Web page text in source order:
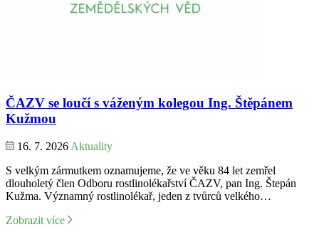
ČAZV se loučí s váženým kolegou Ing. Štěpánem
Kužmou
16. 7. 2026 Aktuality
S velkým zármutkem oznamujeme, že ve věku 84 let zemřel
dlouholetý člen Odboru rostlinolékařství ČAZV, pan Ing. Štepán
Kužma. Významný rostlinolékař, jeden z tvůrců velkého…
Zobrazit více